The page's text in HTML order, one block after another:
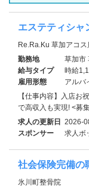
エステティシャ
Re.Ra.Ku 草加アコス
勤務地
草加市
給与タイプ
時給
雇用形態
アルバ
【仕事内容】入店お
で高収入も実現! <募
求人の更新日 2026-
スポンサー
求人ボ
社会保険完備の
氷川町整骨院